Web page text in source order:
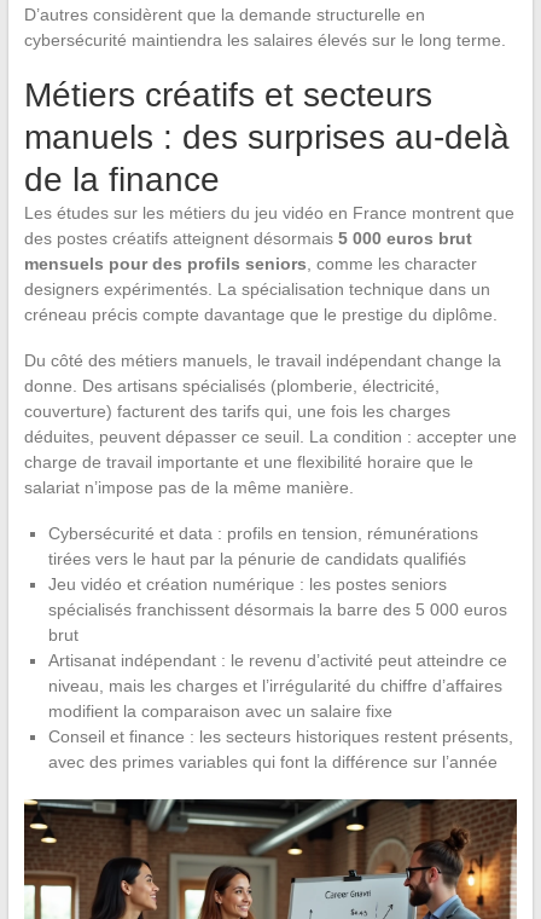
D’autres considèrent que la demande structurelle en
cybersécurité maintiendra les salaires élevés sur le long terme.
Métiers créatifs et secteurs
manuels : des surprises au-delà
de la finance
Les études sur les métiers du jeu vidéo en France montrent que
des postes créatifs atteignent désormais 5 000 euros brut
mensuels pour des profils seniors , comme les character
designers expérimentés. La spécialisation technique dans un
créneau précis compte davantage que le prestige du diplôme.
Du côté des métiers manuels, le travail indépendant change la
donne. Des artisans spécialisés (plomberie, électricité,
couverture) facturent des tarifs qui, une fois les charges
déduites, peuvent dépasser ce seuil. La condition : accepter une
charge de travail importante et une flexibilité horaire que le
salariat n’impose pas de la même manière.
Cybersécurité et data : profils en tension, rémunérations
tirées vers le haut par la pénurie de candidats qualifiés
Jeu vidéo et création numérique : les postes seniors
spécialisés franchissent désormais la barre des 5 000 euros
brut
Artisanat indépendant : le revenu d’activité peut atteindre ce
niveau, mais les charges et l’irrégularité du chiffre d’affaires
modifient la comparaison avec un salaire fixe
Conseil et finance : les secteurs historiques restent présents,
avec des primes variables qui font la différence sur l’année